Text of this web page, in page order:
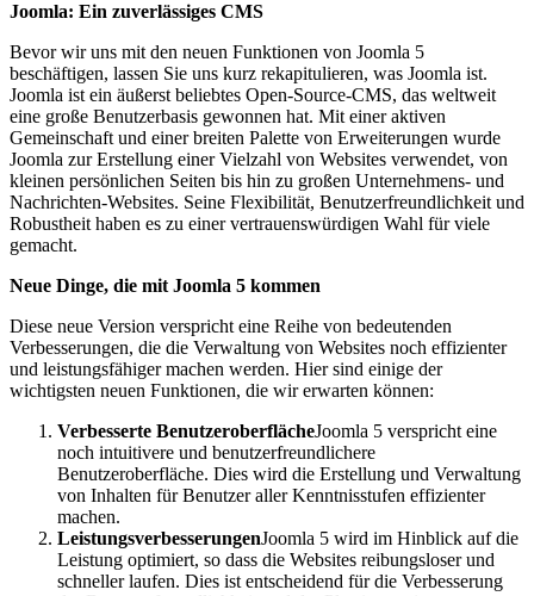
Joomla: Ein zuverlässiges CMS
Bevor wir uns mit den neuen Funktionen von Joomla 5
beschäftigen, lassen Sie uns kurz rekapitulieren, was Joomla ist.
Joomla ist ein äußerst beliebtes Open-Source-CMS, das weltweit
eine große Benutzerbasis gewonnen hat. Mit einer aktiven
Gemeinschaft und einer breiten Palette von Erweiterungen wurde
Joomla zur Erstellung einer Vielzahl von Websites verwendet, von
kleinen persönlichen Seiten bis hin zu großen Unternehmens- und
Nachrichten-Websites. Seine Flexibilität, Benutzerfreundlichkeit und
Robustheit haben es zu einer vertrauenswürdigen Wahl für viele
gemacht.
Neue Dinge, die mit Joomla 5 kommen
Diese neue Version verspricht eine Reihe von bedeutenden
Verbesserungen, die die Verwaltung von Websites noch effizienter
und leistungsfähiger machen werden. Hier sind einige der
wichtigsten neuen Funktionen, die wir erwarten können:
Verbesserte BenutzeroberflächeJoomla 5 verspricht eine
noch intuitivere und benutzerfreundlichere
Benutzeroberfläche. Dies wird die Erstellung und Verwaltung
von Inhalten für Benutzer aller Kenntnisstufen effizienter
machen.
LeistungsverbesserungenJoomla 5 wird im Hinblick auf die
Leistung optimiert, so dass die Websites reibungsloser und
schneller laufen. Dies ist entscheidend für die Verbesserung